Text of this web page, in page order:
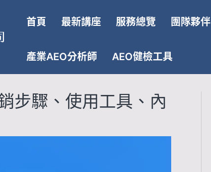
首頁 最新講座 服務總覽 團隊夥伴
產業AEO分析師 AEO健檢工具
步驟、使用工具、內